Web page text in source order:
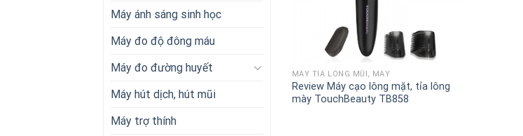
Máy ánh sáng sinh học
Máy đo độ đông máu
Máy đo đường huyết
Máy hút dịch, hút mũi
Máy trợ thính
MÁY TỈA LÔNG MŨI, MÀY
Review Máy cạo lông mặt, tỉa lông
mày TouchBeauty TB858